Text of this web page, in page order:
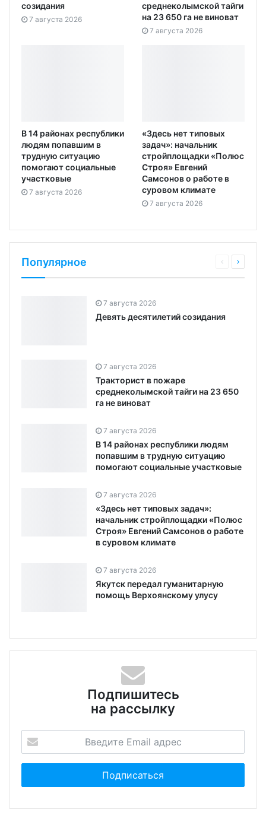
созидания
7 августа 2026
среднеколымской тайги
на 23 650 га не виноват
7 августа 2026
В 14 районах республики
людям попавшим в
трудную ситуацию
помогают социальные
участковые
7 августа 2026
«Здесь нет типовых
задач»: начальник
стройплощадки «Полюс
Строя» Евгений
Самсонов о работе в
суровом климате
7 августа 2026
Популярное
7 августа 2026
Девять десятилетий созидания
7 августа 2026
Тракторист в пожаре
среднеколымской тайги на 23 650
га не виноват
7 августа 2026
В 14 районах республики людям
попавшим в трудную ситуацию
помогают социальные участковые
7 августа 2026
«Здесь нет типовых задач»:
начальник стройплощадки «Полюс
Строя» Евгений Самсонов о работе
в суровом климате
7 августа 2026
Якутск передал гуманитарную
помощь Верхоянскому улусу
Подпишитесь
на рассылку